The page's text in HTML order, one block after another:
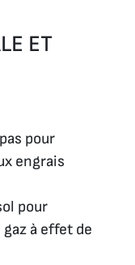
ET
pour
engrais
pour
à effet de